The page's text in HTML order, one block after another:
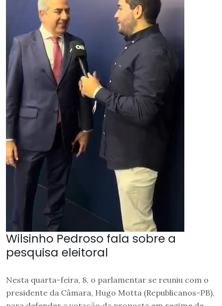
Wilsinho Pedroso fala sobre a
pesquisa eleitoral
Nesta quarta-feira, 8, o parlamentar se reuniu com o
presidente da Câmara, Hugo Motta (Republicanos-PB),